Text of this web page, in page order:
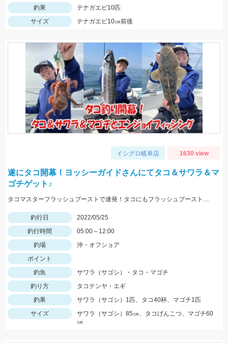
釣果
テナガエビ10匹
サイズ
テナガエビ10㎝前後
イシグロ岐阜店 1630 view
遂にタコ開幕！ヨッシーガイドさんにてタコ＆サワラ＆マ
ゴチゲット♪
タコマスターフラッシュブーストで連発！タコにもフラッシュブーストが効きます！！
釣行日
2022/05/25
釣行時間
05:00～12:00
釣場
沖・オフショア
ポイント
釣魚
サワラ（サゴシ）・タコ・マゴチ
釣り方
タコテンヤ・エギ
釣果
サワラ（サゴシ）1匹、タコ40杯、マゴチ1匹
サイズ
サワラ（サゴシ）85㎝、タコげんこつ、マゴチ60
㎝